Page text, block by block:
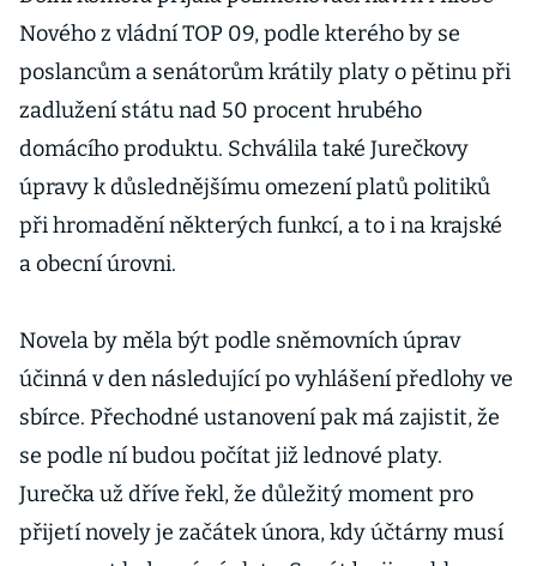
Nového z vládní TOP 09, podle kterého by se
poslancům a senátorům krátily platy o pětinu při
zadlužení státu nad 50 procent hrubého
domácího produktu. Schválila také Jurečkovy
úpravy k důslednějšímu omezení platů politiků
při hromadění některých funkcí, a to i na krajské
a obecní úrovni.
Novela by měla být podle sněmovních úprav
účinná v den následující po vyhlášení předlohy ve
sbírce. Přechodné ustanovení pak má zajistit, že
se podle ní budou počítat již lednové platy.
Jurečka už dříve řekl, že důležitý moment pro
přijetí novely je začátek února, kdy účtárny musí